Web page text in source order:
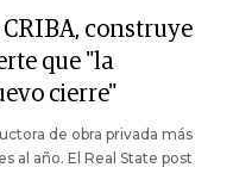
CRIBA, construye
que "la
cierre"
de obra privada más
al año. El Real State post